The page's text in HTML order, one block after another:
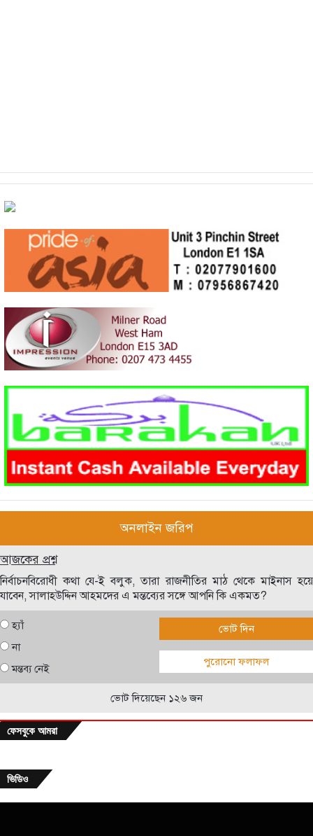
অনলাইন জরিপ
আজকের প্রশ্ন
নির্বাচনবিরোধী কথা যে-ই বলুক, তারা রাজনীতির মাঠ থেকে মাইনাস হয়ে
যাবেন, সালাহউদ্দিন আহমদের এ মন্তব্যের সঙ্গে আপনি কি একমত?
হ্যাঁ
না
মন্তব্য নেই
ভোট দিন
পুরোনো ফলাফল
ভোট দিয়েছেন ১২৬ জন
ফেসবুকে আমরা
ভিডিও